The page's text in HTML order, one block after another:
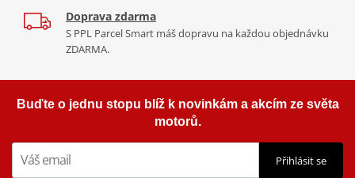
Doprava zdarma
S PPL Parcel Smart máš dopravu na každou objednávku
ZDARMA.
Buďte o jednu stopu blíž k novinkám a akcím ze světa
motorů.
Přihlásit se